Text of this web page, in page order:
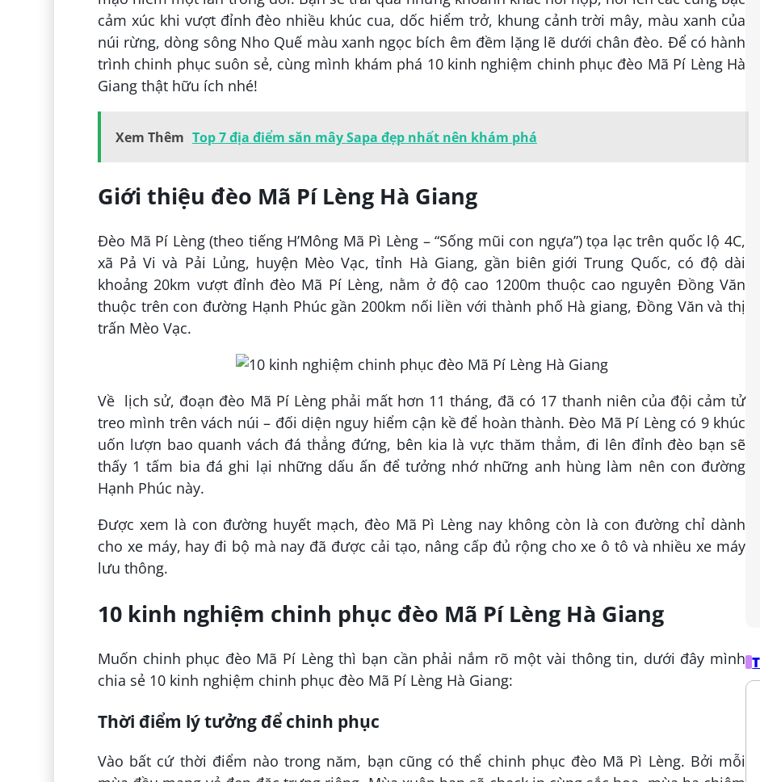
cảm xúc khi vượt đỉnh đèo nhiều khúc cua, dốc hiểm trở, khung cảnh trời mây, màu xanh của
núi rừng, dòng sông Nho Quế màu xanh ngọc bích êm đềm lặng lẽ dưới chân đèo. Để có hành
trình chinh phục suôn sẻ, cùng mình khám phá 10 kinh nghiệm chinh phục đèo Mã Pí Lèng Hà
Giang thật hữu ích nhé!
Xem Thêm Top 7 địa điểm săn mây Sapa đẹp nhất nên khám phá
Giới thiệu đèo Mã Pí Lèng Hà Giang
Đèo Mã Pí Lèng (theo tiếng H’Mông Mã Pì Lèng – “Sống mũi con ngựa”) tọa lạc trên quốc lộ 4C,
xã Pả Vi và Pải Lủng, huyện Mèo Vạc, tỉnh Hà Giang, gần biên giới Trung Quốc, có độ dài
khoảng 20km vượt đỉnh đèo Mã Pí Lèng, nằm ở độ cao 1200m thuộc cao nguyên Đồng Văn
thuộc trên con đường Hạnh Phúc gần 200km nối liền với thành phố Hà giang, Đồng Văn và thị
trấn Mèo Vạc.
Về lịch sử, đoạn đèo Mã Pí Lèng phải mất hơn 11 tháng, đã có 17 thanh niên của đội cảm tử
treo mình trên vách núi – đối diện nguy hiểm cận kề để hoàn thành. Đèo Mã Pí Lèng có 9 khúc
uốn lượn bao quanh vách đá thẳng đứng, bên kia là vực thăm thẳm, đi lên đỉnh đèo bạn sẽ
thấy 1 tấm bia đá ghi lại những dấu ấn để tưởng nhớ những anh hùng làm nên con đường
Hạnh Phúc này.
Được xem là con đường huyết mạch, đèo Mã Pì Lèng nay không còn là con đường chỉ dành
cho xe máy, hay đi bộ mà nay đã được cải tạo, nâng cấp đủ rộng cho xe ô tô và nhiều xe máy
lưu thông.
10 kinh nghiệm chinh phục đèo Mã Pí Lèng Hà Giang
Muốn chinh phục đèo Mã Pí Lèng thì bạn cần phải nắm rõ một vài thông tin, dưới đây mình
chia sẻ 10 kinh nghiệm chinh phục đèo Mã Pí Lèng Hà Giang:
Thời điểm lý tưởng để chinh phục
Vào bất cứ thời điểm nào trong năm, bạn cũng có thể chinh phục đèo Mã Pì Lèng. Bởi mỗi